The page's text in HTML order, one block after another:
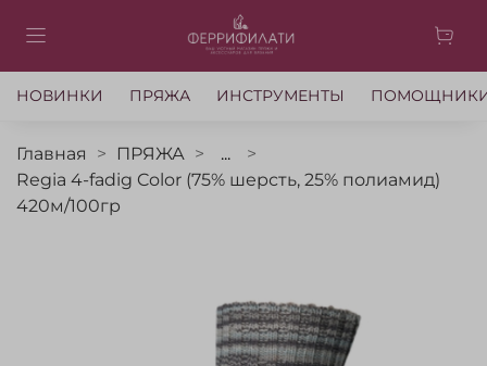
НОВИНКИ ПРЯЖА ИНСТРУМЕНТЫ
Главная ПРЯЖА
...
Regia 4-fadig Color (75% шерсть, 25% полиамид)
420м/100гр